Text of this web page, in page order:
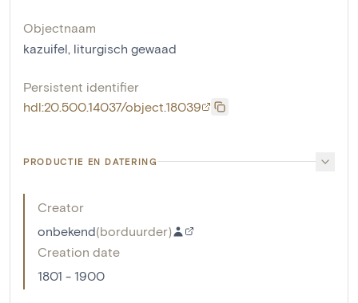
Objectnaam
kazuifel, liturgisch gewaad
Persistent identifier
hdl:20.500.14037/object.18039
PRODUCTIE EN DATERING
Creator
onbekend(borduurder)
Creation date
1801 - 1900